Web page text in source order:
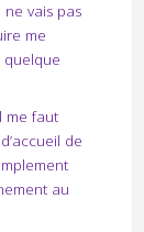
ne vais pas
me
quelque
me faut
de
au